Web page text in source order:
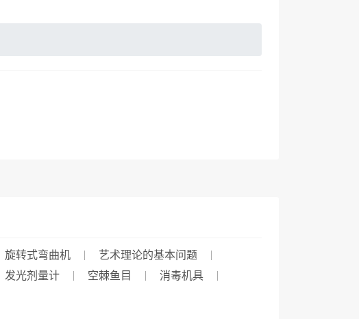
旋转式弯曲机
艺术理论的基本问题
发光剂量计 空棘鱼目
消毒机具